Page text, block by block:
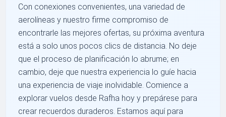
Con conexiones convenientes, una variedad de
aerolíneas y nuestro firme compromiso de
encontrarle las mejores ofertas, su próxima aventura
está a solo unos pocos clics de distancia. No deje
que el proceso de planificación lo abrume; en
cambio, deje que nuestra experiencia lo guíe hacia
una experiencia de viaje inolvidable. Comience a
explorar vuelos desde Rafha hoy y prepárese para
crear recuerdos duraderos. Estamos aquí para